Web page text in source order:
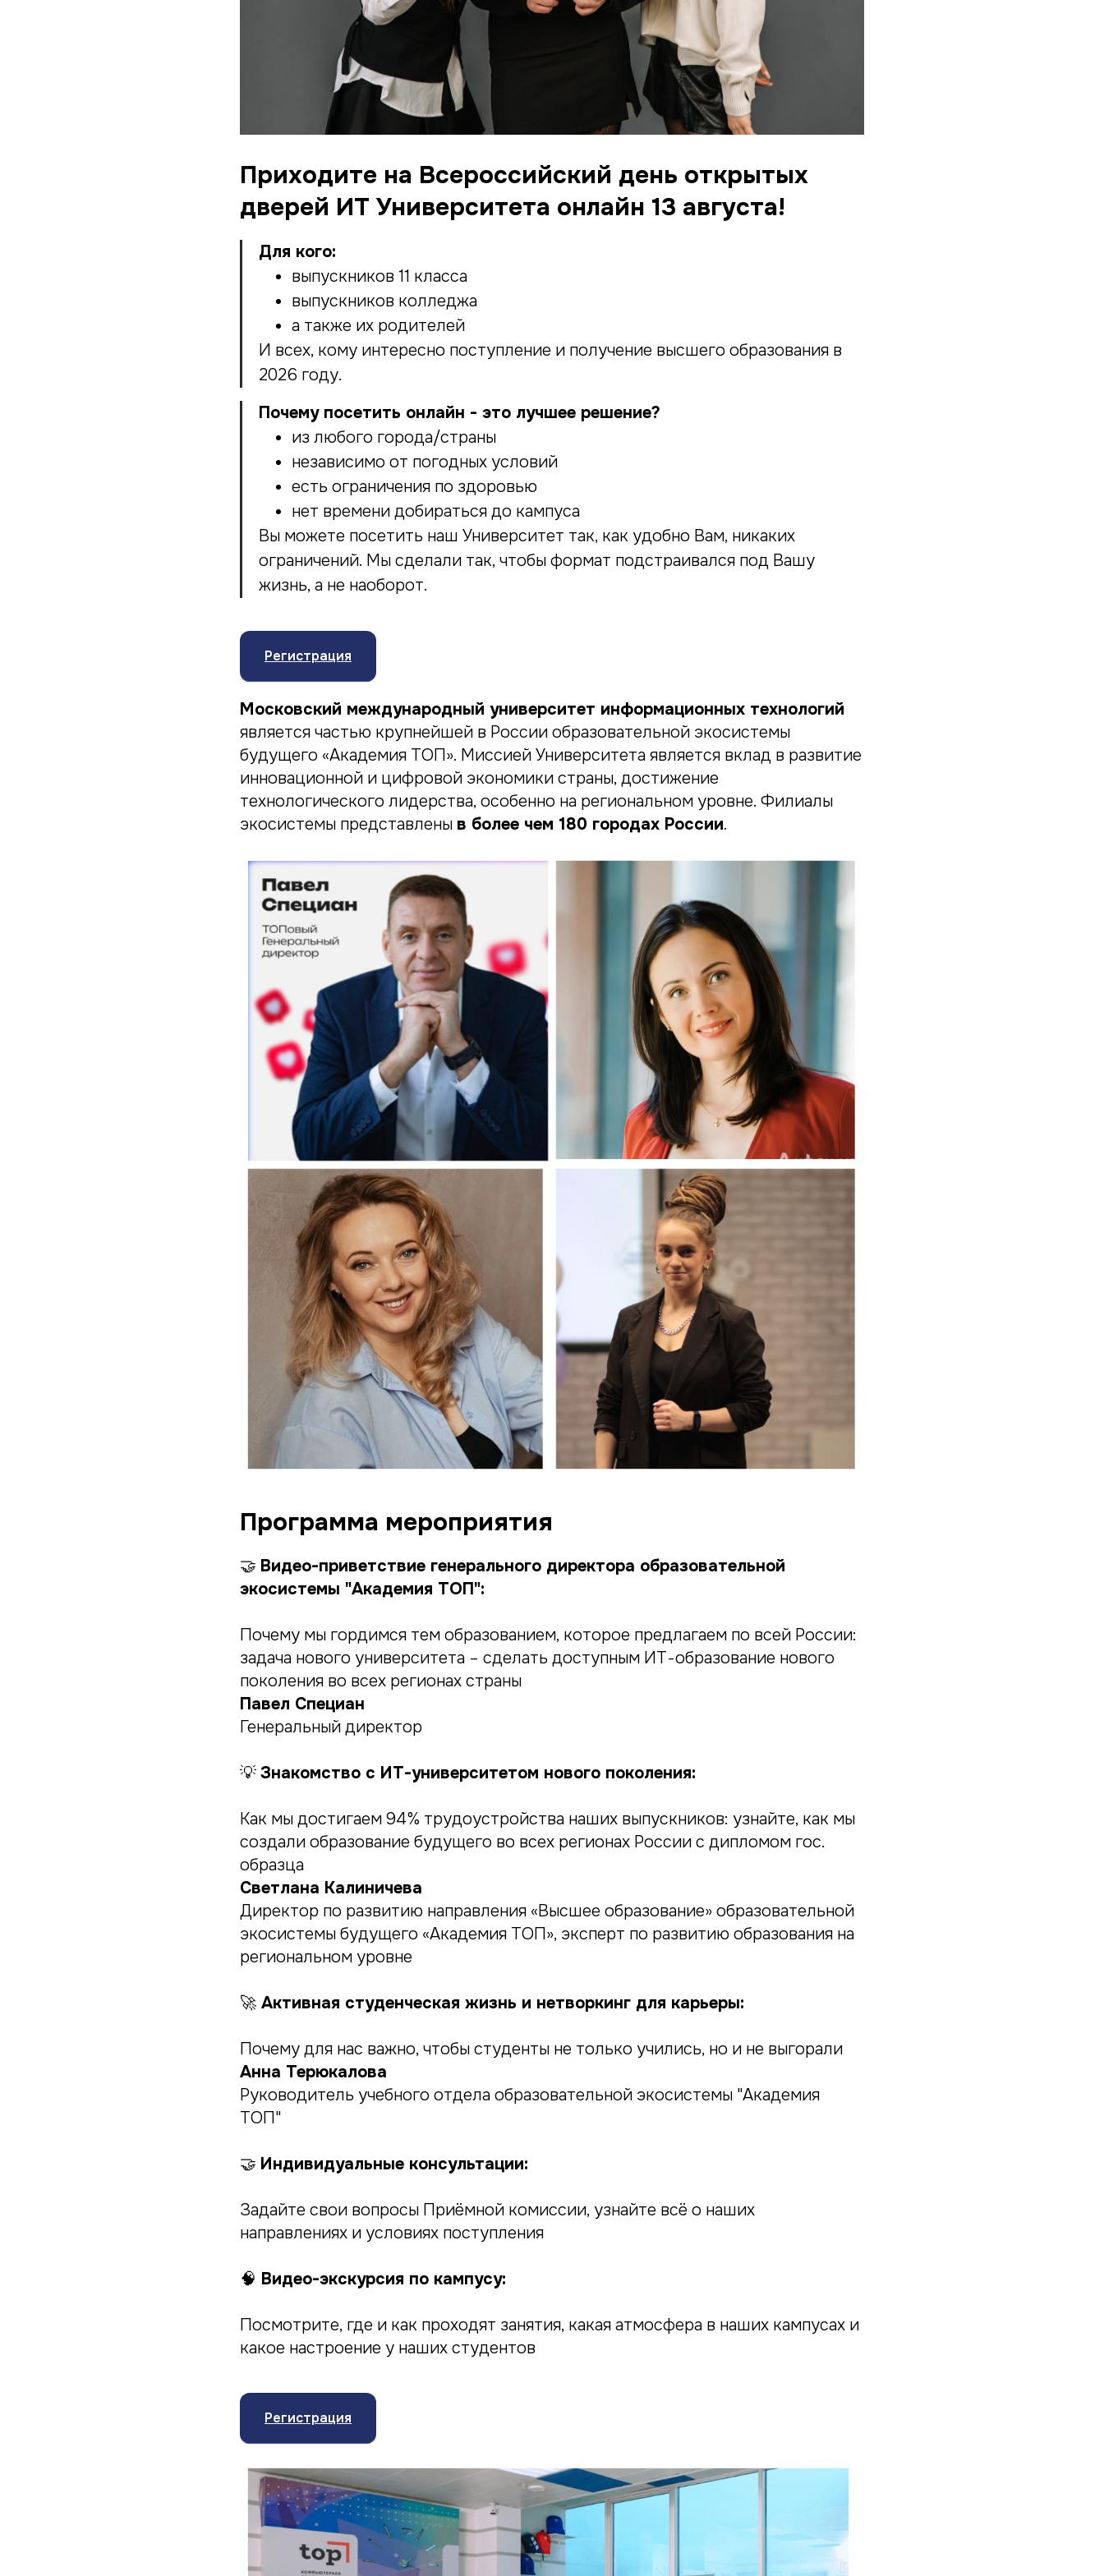
Приходите на Всероссийский день открытых
дверей ИТ Университета онлайн 13 августа!
Для кого:
выпускников 11 класса
выпускников колледжа
а также их родителей
И всех, кому интересно поступление и получение высшего образования в
2026 году.
Почему посетить онлайн - это лучшее решение?
из любого города/страны
независимо от погодных условий
есть ограничения по здоровью
нет времени добираться до кампуса
Вы можете посетить наш Университет так, как удобно Вам, никаких
ограничений. Мы сделали так, чтобы формат подстраивался под Вашу
жизнь, а не наоборот.
Регистрация
Московский международный университет информационных технологий
является частью крупнейшей в России образовательной экосистемы
будущего «Академия ТОП». Миссией Университета является вклад в развитие
инновационной и цифровой экономики страны, достижение
технологического лидерства, особенно на региональном уровне. Филиалы
экосистемы представлены в более чем 180 городах России.
Программа мероприятия
🤝 Видео-приветствие генерального директора образовательной
экосистемы "Академия ТОП":
Почему мы гордимся тем образованием, которое предлагаем по всей России:
задача нового университета – сделать доступным ИТ-образование нового
поколения во всех регионах страны
Павел Специан
Генеральный директор
💡 Знакомство с ИТ-университетом нового поколения:
Как мы достигаем 94% трудоустройства наших выпускников: узнайте, как мы
создали образование будущего во всех регионах России с дипломом гос.
образца
Светлана Калиничева
Директор по развитию направления «Высшее образование» образовательной
экосистемы будущего «Академия ТОП», эксперт по развитию образования на
региональном уровне
🚀 Активная студенческая жизнь и нетворкинг для карьеры:
Почему для нас важно, чтобы студенты не только учились, но и не выгорали
Анна Терюкалова
Руководитель учебного отдела образовательной экосистемы "Академия
ТОП"
🤝 Индивидуальные консультации:
Задайте свои вопросы Приёмной комиссии, узнайте всё о наших
направлениях и условиях поступления
🧠 Видео-экскурсия по кампусу:
Посмотрите, где и как проходят занятия, какая атмосфера в наших кампусах и
какое настроение у наших студентов
Регистрация